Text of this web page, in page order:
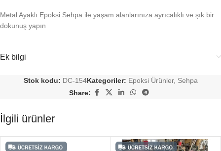
Metal Ayaklı Epoksi Sehpa ile yaşam alanlarınıza ayrıcalıklı ve şık bir
dokunuş yapın
Ek bilgi
Stok kodu: DC-154Kategoriler: Epoksi Ürünler, Sehpa
Share:
İlgili ürünler